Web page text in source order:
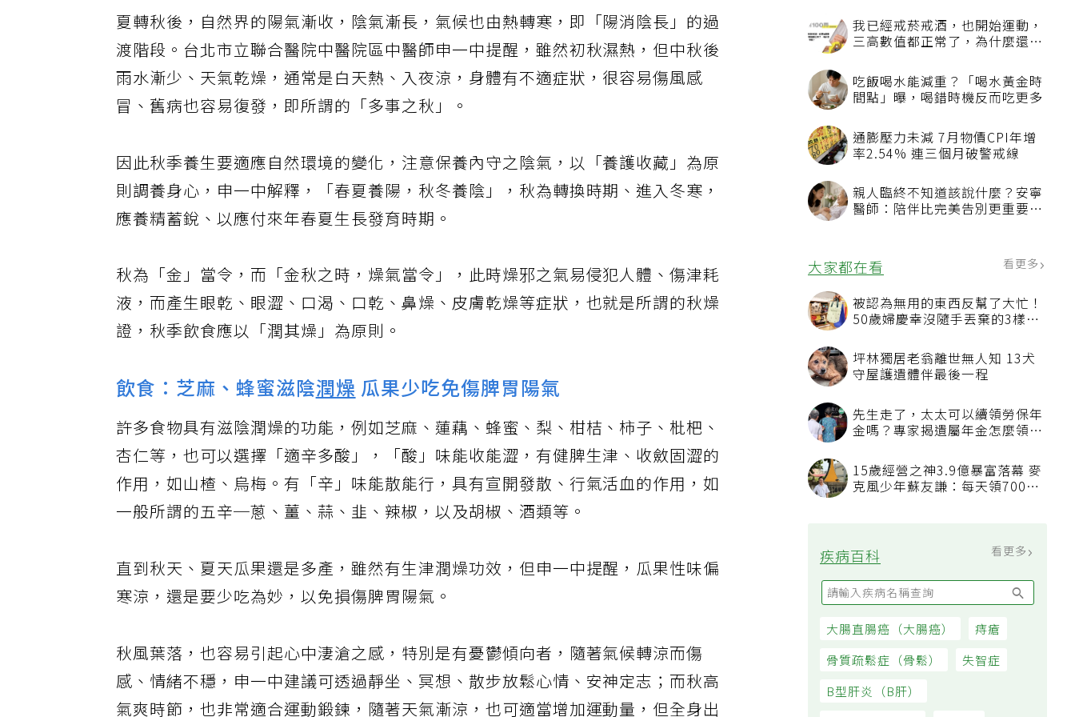
夏轉秋後，自然界的陽氣漸收，陰氣漸長，氣候也由熱轉寒，即「陽消陰長」的過
渡階段。台北市立聯合醫院中醫院區中醫師申一中提醒，雖然初秋濕熱，但中秋後
雨水漸少、天氣乾燥，通常是白天熱、入夜涼，身體有不適症狀，很容易傷風感
冒、舊病也容易復發，即所謂的「多事之秋」。
因此秋季養生要適應自然環境的變化，注意保養內守之陰氣，以「養護收藏」為原
則調養身心，申一中解釋，「春夏養陽，秋冬養陰」，秋為轉換時期、進入冬寒，
應養精蓄銳、以應付來年春夏生長發育時期。
秋為「金」當令，而「金秋之時，燥氣當令」，此時燥邪之氣易侵犯人體、傷津耗
液，而產生眼乾、眼澀、口渴、口乾、鼻燥、皮膚乾燥等症狀，也就是所謂的秋燥
證，秋季飲食應以「潤其燥」為原則。
飲食：芝麻、蜂蜜滋陰潤燥瓜果少吃免傷脾胃陽氣
許多食物具有滋陰潤燥的功能，例如芝麻、蓮藕、蜂蜜、梨、柑桔、柿子、枇杷、
杏仁等，也可以選擇「適辛多酸」，「酸」味能收能澀，有健脾生津、收斂固澀的
作用，如山楂、烏梅。有「辛」味能散能行，具有宣開發散、行氣活血的作用，如
一般所謂的五辛─蔥、薑、蒜、韭、辣椒，以及胡椒、酒類等。
直到秋天、夏天瓜果還是多產，雖然有生津潤燥功效，但申一中提醒，瓜果性味偏
寒涼，還是要少吃為妙，以免損傷脾胃陽氣。
秋風葉落，也容易引起心中淒滄之感，特別是有憂鬱傾向者，隨著氣候轉涼而傷
感、情緒不穩，申一中建議可透過靜坐、冥想、散步放鬆心情、安神定志；而秋高